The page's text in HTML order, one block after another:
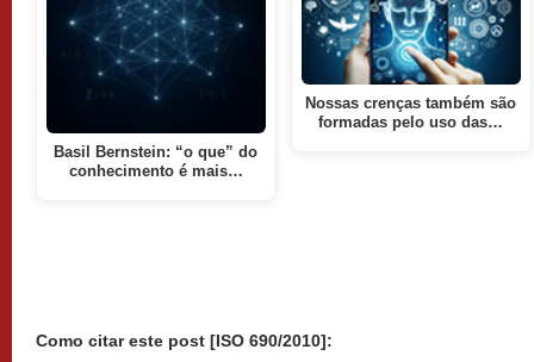
Basil Bernstein: “o que” do
conhecimento é mais…
Nossas crenças também são
formadas pelo uso das…
Como citar este post [ISO 690/2010]: